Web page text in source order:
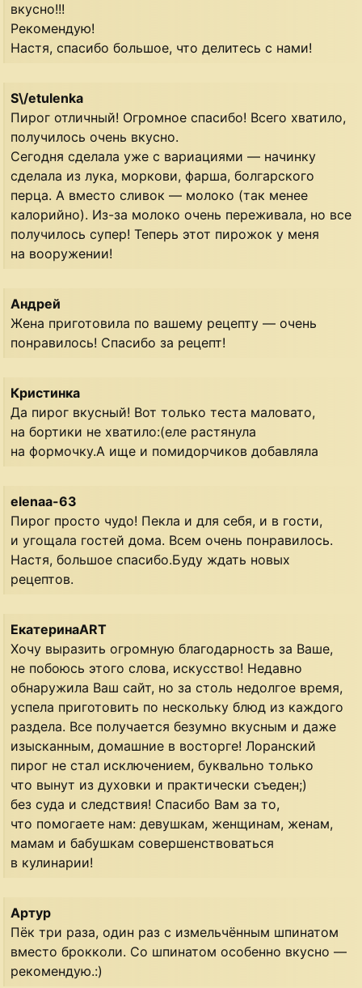
вкусно!!!
Рекомендую!
Настя, спасибо большое, что делитесь с нами!
S\/etulenka
Пирог отличный! Огромное спасибо! Всего хватило,
получилось очень вкусно.
Сегодня сделала уже с вариациями — начинку
сделала из лука, моркови, фарша, болгарского
перца. А вместо сливок — молоко (так менее
калорийно). Из-за молоко очень переживала, но все
получилось супер! Теперь этот пирожок у меня
на вооружении!
Андрей
Жена приготовила по вашему рецепту — очень
понравилось! Спасибо за рецепт!
Кристинка
Да пирог вкусный! Вот только теста маловато,
на бортики не хватило:(еле растянула
на формочку.А ище и помидорчиков добавляла
elenaa-63
Пирог просто чудо! Пекла и для себя, и в гости,
и угощала гостей дома. Всем очень понравилось.
Настя, большое спасибо.Буду ждать новых
рецептов.
ЕкатеринаART
Хочу выразить огромную благодарность за Ваше,
не побоюсь этого слова, искусство! Недавно
обнаружила Ваш сайт, но за столь недолгое время,
успела приготовить по нескольку блюд из каждого
раздела. Все получается безумно вкусным и даже
изысканным, домашние в восторге! Лоранский
пирог не стал исключением, буквально только
что вынут из духовки и практически съеден;)
без суда и следствия! Спасибо Вам за то,
что помогаете нам: девушкам, женщинам, женам,
мамам и бабушкам совершенствоваться
в кулинарии!
Артур
Пёк три раза, один раз с измельчённым шпинатом
вместо брокколи. Со шпинатом особенно вкусно —
рекомендую.:)